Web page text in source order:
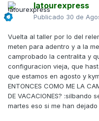
latourexpress
Publicado 30 de
Vuelta al taller por lo del
meten para adentro y a la
camprobado la centralita y
configuracion vieja, que
que estamos en agosto y
ENTONCES COMO ME LA
DE VACACIONES?
martes eso si me han